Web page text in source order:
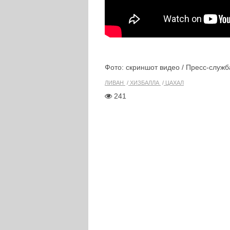
Фото: скриншот видео / Пресс-
ЛИВАН ХИЗБАЛЛА ЦАХАЛ
241